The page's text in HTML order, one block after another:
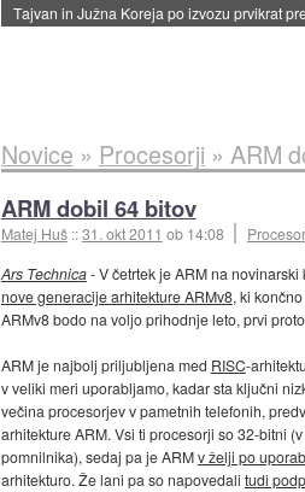
Tajvan in Južna Koreja po izvozu prvikrat
Novice » Procesorji » ARM
ARM dobil 64 bitov
Matej Huš ::31. okt 2011 ob 14:08
Ars Technica- V četrtek je ARM na
nove generacije arhitekture ARMv8, ki
ARMv8 bodo na voljo prihodnje leto, prvi
ARM je najbolj priljubljena med RISC-
v veliki meri uporabljamo, kadar sta ključni
večina procesorjev v pametnih telefonih,
arhitekture ARM. Vsi ti procesorji so 32-bitni
pomnilnika), sedaj pa je ARMv želji po
arhitekturo. Že lani pa so napovedali tudi